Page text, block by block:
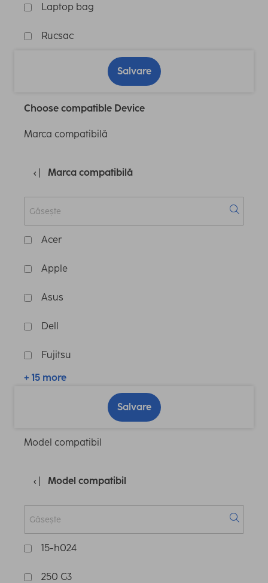
Laptop bag
Rucsac
Salvare
Choose compatible Device
Marca compatibilă
Marca compatibilă
Acer
Apple
Asus
Dell
Fujitsu
+ 15 more
Salvare
Model compatibil
Model compatibil
15-h024
250 G3